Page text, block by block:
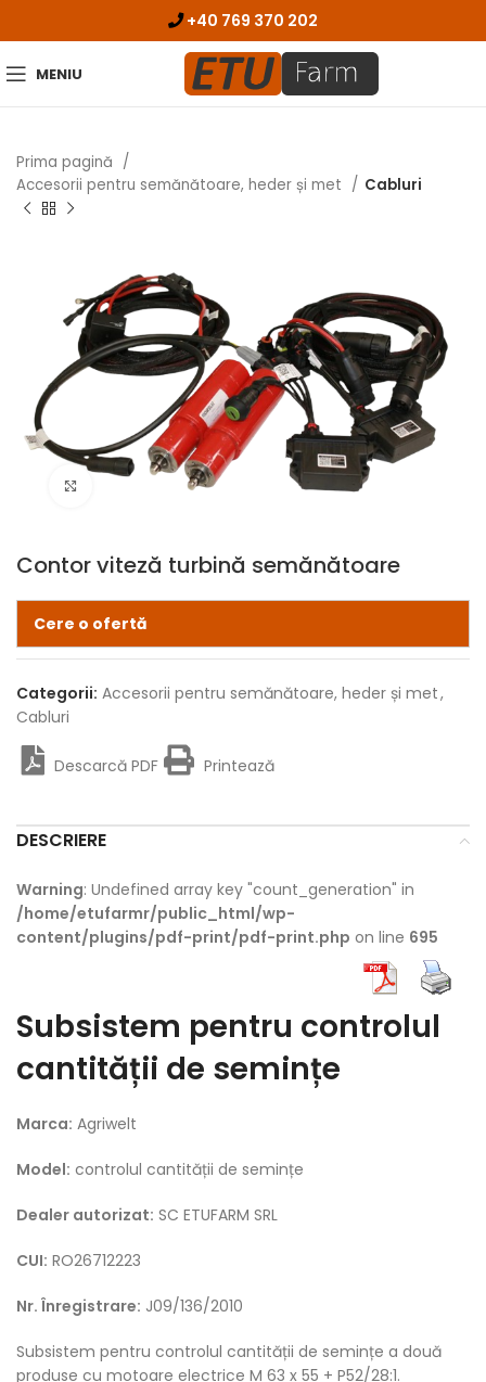
+40 769 370 202
MENIU
Prima pagină
Accesorii pentru semănătoare, heder și met
Cabluri
Click pentru zoom
Contor viteză turbină semănătoare
Cere o ofertă
Categorii: Accesorii pentru semănătoare, heder și met,
Cabluri
Descarcă PDF Printează
DESCRIERE
Warning: Undefined array key "count_generation" in
/home/etufarmr/public_html/wp-
content/plugins/pdf-print/pdf-print.php on line 695
Subsistem pentru controlul
cantității de semințe
Marca: Agriwelt
Model: controlul cantității de semințe
Dealer autorizat: SC ETUFARM SRL
CUI: RO26712223
Nr. Înregistrare: J09/136/2010
Subsistem pentru controlul cantității de semințe a două
produse cu motoare electrice M 63 x 55 + P52/28:1.